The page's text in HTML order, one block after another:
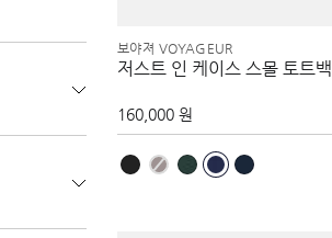
보야져 VOYAGEUR
저스트 인 케이스 스몰 토트백
160,000 원